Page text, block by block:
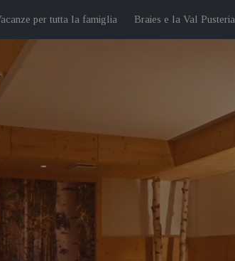
per tutta la famiglia Braies e la Val Pusteria